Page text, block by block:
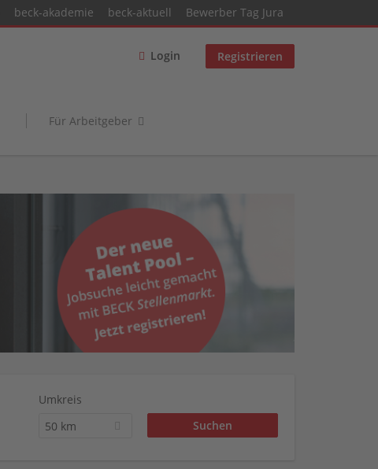
beck-akademie beck-aktuell Bewerber Tag Jura
Login Registrieren
Für Arbeitgeber
Umkreis
50 km